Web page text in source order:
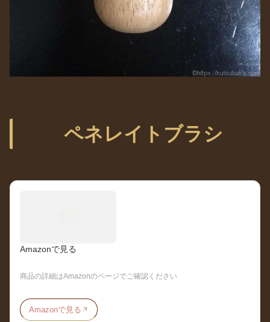
ペネレイトブラシ
Amazonで見る
商品の詳細はAmazonのページでご確認ください
Amazonで見る